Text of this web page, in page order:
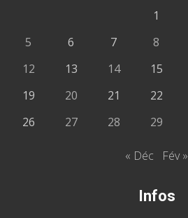
1
5
6 7 8
12
13 14 15
19
20 21 22
26
27 28 29
« Déc Fév »
Infos